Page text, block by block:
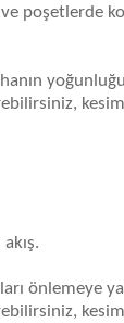
poşetlerde
önlemeye